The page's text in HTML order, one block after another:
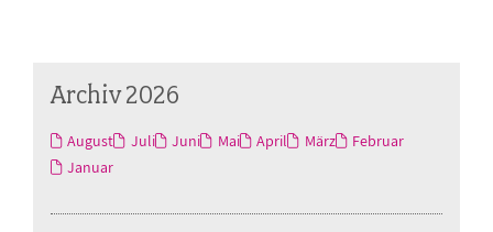
Archiv 2026
August Juli Juni Mai April März
Februar
Januar